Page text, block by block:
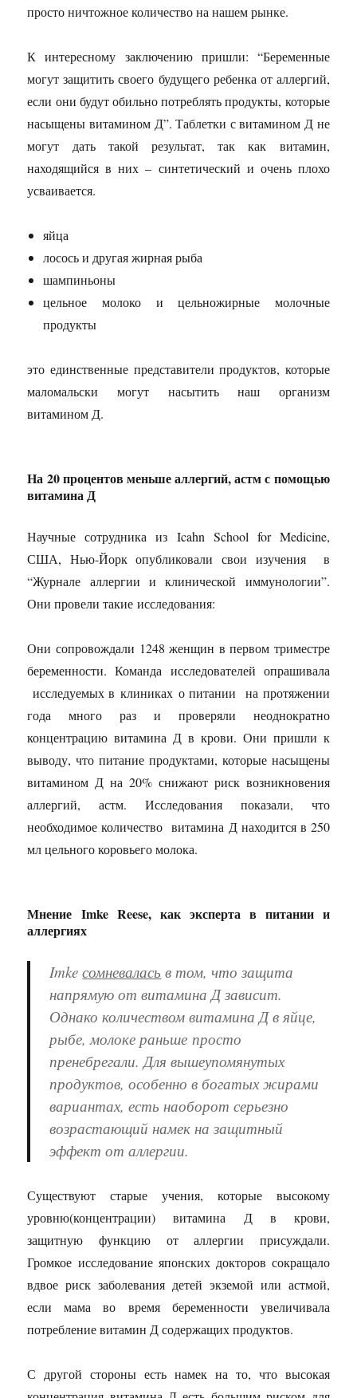
просто ничтожное количество на нашем рынке.
К интересному заключению пришли: “Беременные
могут защитить своего будущего ребенка от аллергий,
если они будут обильно потреблять продукты, которые
насыщены витамином Д”. Таблетки с витамином Д не
могут дать такой результат, так как витамин,
находящийся в них – синтетический и очень плохо
усваивается.
яйца
лосось и другая жирная рыба
шампиньоны
цельное молоко и цельножирные молочные
продукты
это единственные представители продуктов, которые
маломальски могут насытить наш организм
витамином Д.
На 20 процентов меньше аллергий, астм с помощью
витамина Д
Научные сотрудника из Icahn School for Medicine,
США, Нью-Йорк опубликовали свои изучения в
“Журнале аллергии и клинической иммунологии”.
Они провели такие исследования:
Они сопровождали 1248 женщин в первом триместре
беременности. Команда исследователей опрашивала
исследуемых в клиниках о питании на протяжении
года много раз и проверяли неоднократно
концентрацию витамина Д в крови. Они пришли к
выводу, что питание продуктами, которые насыщены
витамином Д на 20% снижают риск возникновения
аллергий, астм. Исследования показали, что
необходимое количество витамина Д находится в 250
мл цельного коровьего молока.
Мнение Imke Reese, как эксперта в питании и
аллергиях
Imkeсомневалась в том, что защита
напрямую от витамина Д зависит.
Однако количеством витамина Д в яйце,
рыбе, молоке раньше просто
пренебрегали. Для вышеупомянутых
продуктов, особенно в богатых жирами
вариантах, есть наоборот серьезно
возрастающий намек на защитный
эффект от аллергии.
Существуют старые учения, которые высокому
уровню(концентрации) витамина Д в крови,
защитную функцию от аллергии присуждали.
Громкое исследование японских докторов сокращало
вдвое риск заболевания детей экземой или астмой,
если мама во время беременности увеличивала
потребление витамин Д содержащих продуктов.
С другой стороны есть намек на то, что высокая